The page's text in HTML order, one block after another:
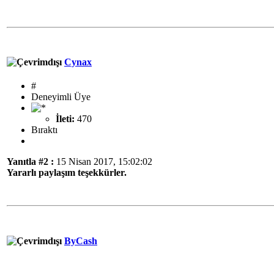
Cynax
#
Deneyimli Üye
İleti: 470
Bıraktı
Yanıtla #2 : 15 Nisan 2017, 15:02:02
Yararlı paylaşım teşekkürler.
ByCash